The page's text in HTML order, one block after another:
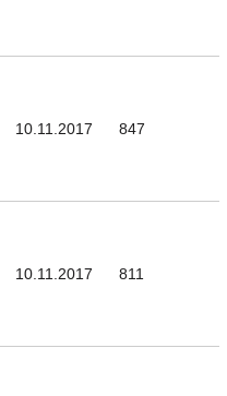
10.11.2017 847
10.11.2017 811